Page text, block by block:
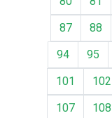
87
88
94
95
101
102
107
108